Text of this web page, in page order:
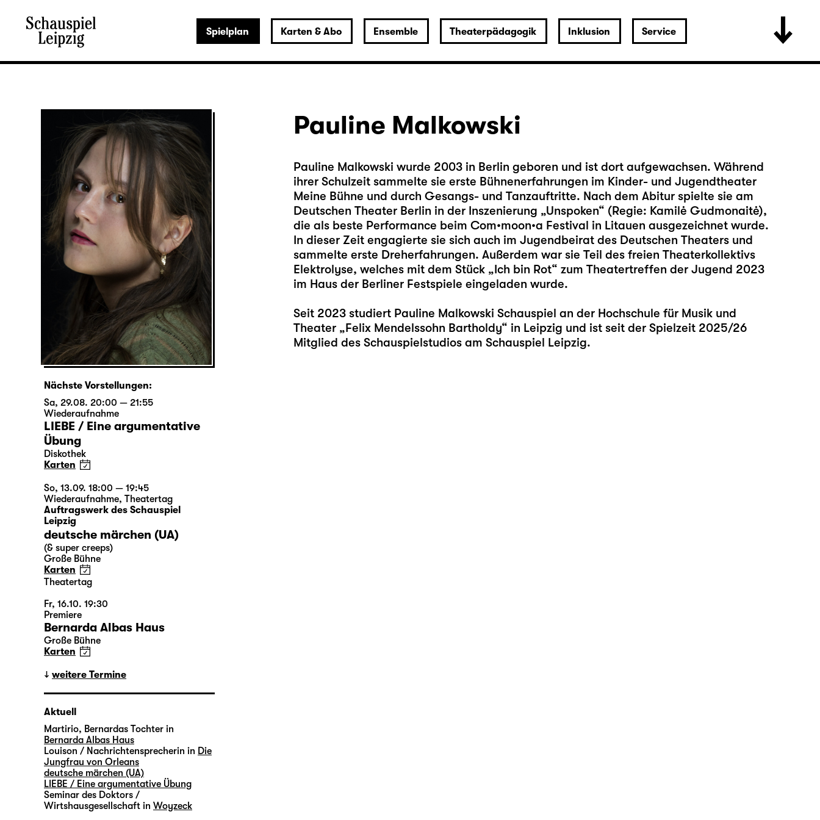
Spielplan Karten & Abo Ensemble Theaterpädagogik Inklusion Service
Pauline Malkowski
Pauline Malkowski wurde 2003 in Berlin geboren und ist dort aufgewachsen. Während
ihrer Schulzeit sammelte sie erste Bühnenerfahrungen im Kinder- und Jugendtheater
Meine Bühne und durch Gesangs- und Tanzauftritte. Nach dem Abitur spielte sie am
Deutschen Theater Berlin in der Inszenierung „Unspoken“ (Regie: Kamilė Gudmonaitė),
die als beste Performance beim Com•moon•a Festival in Litauen ausgezeichnet wurde.
In dieser Zeit engagierte sie sich auch im Jugendbeirat des Deutschen Theaters und
sammelte erste Dreherfahrungen. Außerdem war sie Teil des freien Theaterkollektivs
Elektrolyse, welches mit dem Stück „Ich bin Rot“ zum Theatertreffen der Jugend 2023
im Haus der Berliner Festspiele eingeladen wurde.
Seit 2023 studiert Pauline Malkowski Schauspiel an der Hochschule für Musik und
Theater „Felix Mendelssohn Bartholdy“ in Leipzig und ist seit der Spielzeit 2025/26
Mitglied des Schauspielstudios am Schauspiel Leipzig.
Nächste Vorstellungen:
Sa, 29.08. 20:00 — 21:55
Wiederaufnahme
LIEBE / Eine argumentative
Übung
Diskothek
Karten
So, 13.09. 18:00 — 19:45
Wiederaufnahme, Theatertag
Auftragswerk des Schauspiel
Leipzig
deutsche märchen (UA)
(& super creeps)
Große Bühne
Karten
Theatertag
Fr, 16.10. 19:30
Premiere
Bernarda Albas Haus
Große Bühne
Karten
weitere Termine
Aktuell
Martirio, Bernardas Tochter in
Bernarda Albas Haus
Louison / Nachrichtensprecherin in Die
Jungfrau von Orleans
deutsche märchen (UA)
LIEBE / Eine argumentative Übung
Seminar des Doktors /
Wirtshausgesellschaft in Woyzeck